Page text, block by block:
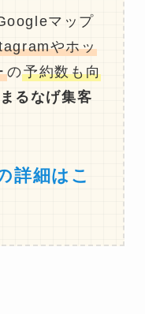
マップ
やホッ
の予約数も向
るなげ集客
詳細はこ